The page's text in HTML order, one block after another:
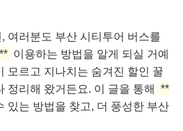
여러분도 부산 시티투어 버스를
이용하는 방법을 알게 되실 거예
모르고 지나치는 숨겨진 할인 꿀
정리해 왔거든요. 이 글을 통해
**
있는 방법을 찾고, 더 풍성한 부산